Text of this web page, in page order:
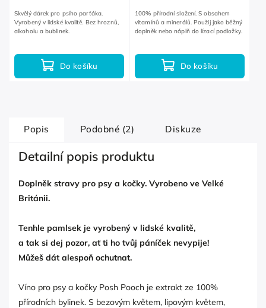
Do košíku
Skvělý dárek pro psího parťáka.
Vyrobený v lidské kvalitě. Bez hroznů,
alkoholu a bublinek.
Do košíku
100% přírodní složení. S obsahem
vitamínů a minerálů. Použij jako běžný
doplněk nebo náplň do lízací podložky.
Popis Podobné (2) Diskuze
Detailní popis produktu
Doplněk stravy pro psy a kočky. Vyrobeno ve Velké
Británii.
Tenhle pamlsek je vyrobený v lidské kvalitě,
a tak si dej pozor, ať ti ho tvůj páníček nevypije!
Můžeš dát alespoň ochutnat.
Víno pro psy a kočky Posh Pooch je extrakt ze 100%
přírodních bylinek. S bezovým květem, lipovým květem,